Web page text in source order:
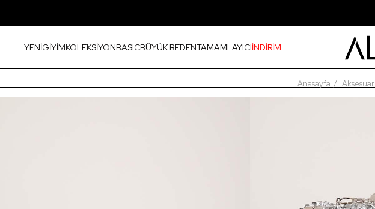
YENİGİYİMKOLEKSİYONBASICBÜYÜK BEDENTAMAMLAYICIİNDİRİM
Anasayfa Aksesuar